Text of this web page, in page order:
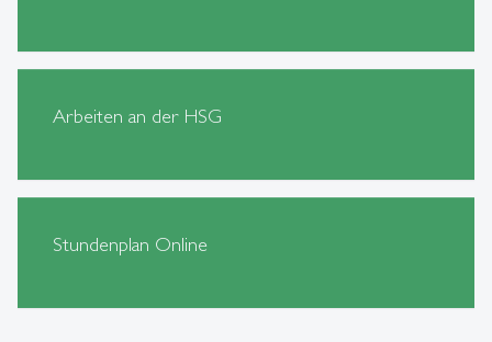
Arbeiten an der HSG
Stundenplan Online